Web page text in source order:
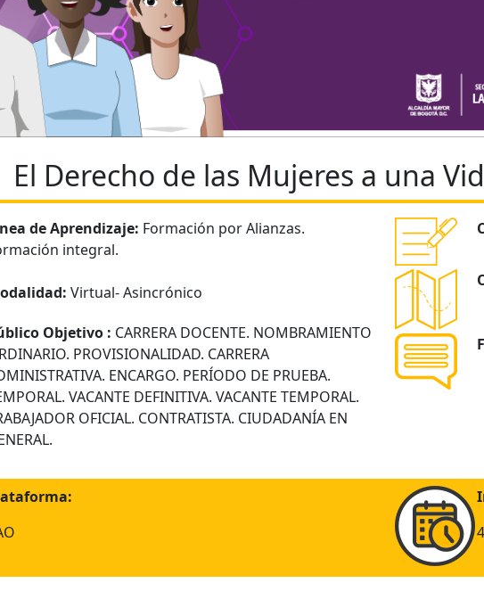
El Derecho de las Mujeres a una
de Aprendizaje: Formación por Alianzas.
integral.
Virtual- Asincrónico
Objetivo : CARRERA DOCENTE. NOMBRAMIENTO
PROVISIONALIDAD. CARRERA
ENCARGO. PERÍODO DE PRUEBA.
VACANTE DEFINITIVA. VACANTE TEMPORAL.
OFICIAL. CONTRATISTA. CIUDADANÍA EN